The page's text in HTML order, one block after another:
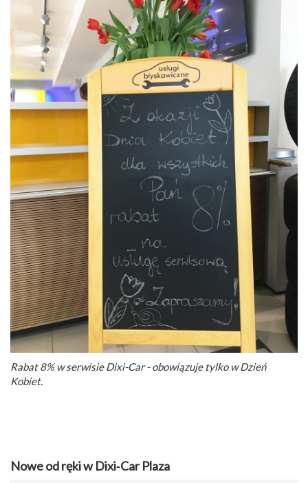
Rabat 8% w serwisie Dixi-Car - obowiązuje tylko w Dzień
Kobiet.
Nowe od ręki w Dixi‑Car Plaza